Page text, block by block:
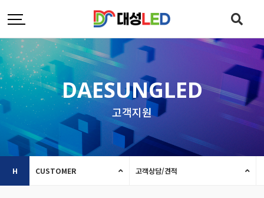
DAESUNGLED
고객지원
H CUSTOMER 고객상담/견적